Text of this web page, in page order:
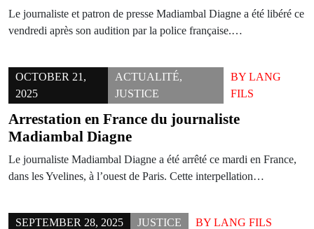
Le journaliste et patron de presse Madiambal Diagne a été libéré ce
vendredi après son audition par la police française.…
OCTOBER 21,
2025
ACTUALITÉ,
JUSTICE
BY LANG
FILS
Arrestation en France du journaliste
Madiambal Diagne
Le journaliste Madiambal Diagne a été arrêté ce mardi en France,
dans les Yvelines, à l’ouest de Paris. Cette interpellation…
SEPTEMBER 28, 2025 JUSTICE BY LANG FILS